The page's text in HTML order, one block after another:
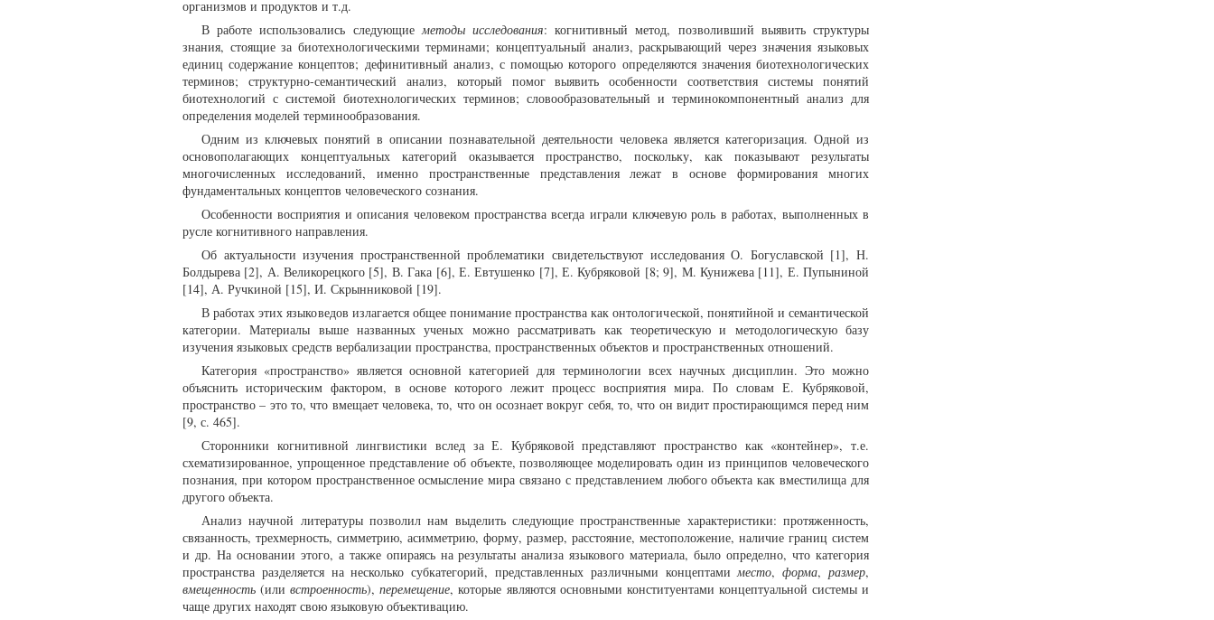
организмов и продуктов и т.д.
В работе использовались следующиеметоды исследования: когнитивный метод, позволивший выявить структуры
знания, стоящие за биотехнологическими терминами; концептуальный анализ, раскрывающий через значения языковых
единиц содержание концептов; дефинитивный анализ, с помощью которого определяются значения биотехнологических
терминов; структурно-семантический анализ, который помог выявить особенности соответствия системы понятий
биотехнологий с системой биотехнологических терминов; словообразовательный и терминокомпонентный анализ для
определения моделей терминообразования.
Одним из ключевых понятий в описании познавательной деятельности человека является категоризация. Одной из
основополагающих концептуальных категорий оказывается пространство, поскольку, как показывают результаты
многочисленных исследований, именно пространственные представления лежат в основе формирования многих
фундаментальных концептов человеческого сознания.
Особенности восприятия и описания человеком пространства всегда играли ключевую роль в работах, выполненных в
русле когнитивного направления.
Об актуальности изучения пространственной проблематики свидетельствуют исследования О. Богуславской [1], Н.
Болдырева [2], А. Великорецкого [5], В. Гака [6], Е. Евтушенко [7], Е. Кубряковой [8; 9], М. Кунижева [11], Е. Пупыниной
[14], А. Ручкиной [15], И. Скрынниковой [19].
В работах этих языковедов излагается общее понимание пространства как онтологической, понятийной и семантической
категории. Материалы выше названных ученых можно рассматривать как теоретическую и методологическую базу
изучения языковых средств вербализации пространства, пространственных объектов и пространственных отношений.
Категория «пространство» является основной категорией для терминологии всех научных дисциплин. Это можно
объяснить историческим фактором, в основе которого лежит процесс восприятия мира. По словам Е. Кубряковой,
пространство – это то, что вмещает человека, то, что он осознает вокруг себя, то, что он видит простирающимся перед ним
[9, с. 465].
Сторонники когнитивной лингвистики вслед за Е. Кубряковой представляют пространство как «контейнер», т.е.
схематизированное, упрощенное представление об объекте, позволяющее моделировать один из принципов человеческого
познания, при котором пространственное осмысление мира связано с представлением любого объекта как вместилища для
другого объекта.
Анализ научной литературы позволил нам выделить следующие пространственные характеристики: протяженность,
связанность, трехмерность, симметрию, асимметрию, форму, размер, расстояние, местоположение, наличие границ систем
и др. На основании этого, а также опираясь на результаты анализа языкового материала, было определно, что категория
пространства разделяется на несколько субкатегорий, представленных различными концептамиместо,форма,размер,
вмещенность (иливстроенность),перемещение, которые являются основными конституентами концептуальной системы и
чаще других находят свою языковую объективацию.